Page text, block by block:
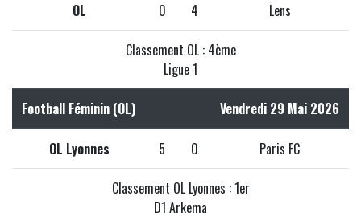
OL 0 4 Lens
Classement OL : 4ème
Ligue 1
Football Féminin (OL) Vendredi 29 Mai 2026
OL Lyonnes 5 0 Paris FC
Classement OL Lyonnes : 1er
D1 Arkema